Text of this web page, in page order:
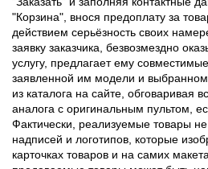
"Корзина", внося предоплату за
действием серьёзность своих
заявку заказчика, безвозмездно
услугу, предлагает ему
заявленной им модели и
из каталога на сайте, обговаривая
аналога с оригинальным пультом,
Фактически, реализуемые товары
надписей и логотипов, которые
карточках товаров и на самих